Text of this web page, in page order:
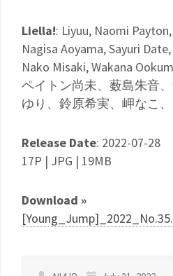
Liella!: Liyuu, Naomi
Nagisa Aoyama, Sayuri
Nako Misaki, Wakana
ペイトン尚未、薮島朱音
ゆり、鈴原希実、岬なこ
Release Date: 2022-07-28
17P | JPG | 19MB
Download »